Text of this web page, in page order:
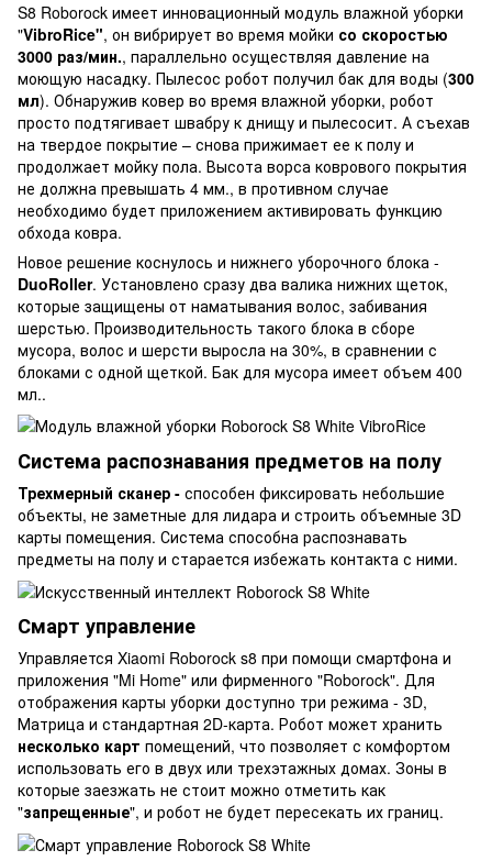
S8 Roborock имеет инновационный модуль влажной уборки
"VibroRice", он вибрирует во время мойки со скоростью
3000 раз/мин., параллельно осуществляя давление на
моющую насадку. Пылесос робот получил бак для воды (300
мл). Обнаружив ковер во время влажной уборки, робот
просто подтягивает швабру к днищу и пылесосит. А съехав
на твердое покрытие – снова прижимает ее к полу и
продолжает мойку пола. Высота ворса коврового покрытия
не должна превышать 4 мм., в противном случае
необходимо будет приложением активировать функцию
обхода ковра.
Новое решение коснулось и нижнего уборочного блока -
DuoRoller. Установлено сразу два валика нижних щеток,
которые защищены от наматывания волос, забивания
шерстью. Производительность такого блока в сборе
мусора, волос и шерсти выросла на 30%, в сравнении с
блоками с одной щеткой. Бак для мусора имеет объем 400
мл..
Система распознавания предметов на полу
Трехмерный сканер - способен фиксировать небольшие
объекты, не заметные для лидара и строить объемные 3D
карты помещения. Система способна распознавать
предметы на полу и старается избежать контакта с ними.
Смарт управление
Управляется Xiaomi Roborock s8 при помощи смартфона и
приложения "Mi Home" или фирменного "Roborock". Для
отображения карты уборки доступно три режима - 3D,
Матрица и стандартная 2D-карта. Робот может хранить
несколько карт помещений, что позволяет с комфортом
использовать его в двух или трехэтажных домах. Зоны в
которые заезжать не стоит можно отметить как
"запрещенные", и робот не будет пересекать их границ.